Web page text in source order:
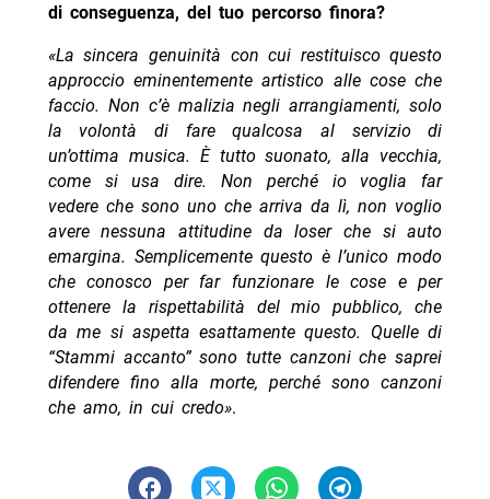
di conseguenza, del tuo percorso finora?
‭«La sincera genuinità con cui restituisco questo
approccio eminentemente artistico alle cose che
faccio. Non c’è malizia negli arrangiamenti, solo
la volontà di fare qualcosa al servizio di
un’ottima musica. È tutto suonato, alla vecchia,
come si usa dire. Non perché io voglia far
vedere che sono uno che arriva da lì, non voglio
avere nessuna attitudine da loser che si auto
emargina. Semplicemente questo è l’unico modo
che conosco per far funzionare le cose e per
ottenere la rispettabilità del mio pubblico, che
da me si aspetta esattamente questo. Quelle di
“Stammi accanto” sono tutte canzoni che saprei
difendere fino alla morte, perché sono canzoni
che amo, in cui credo».